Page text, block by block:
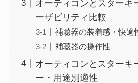
オーティコンとスターキ
ーザビリティ比較
補聴器の装着感・快適
補聴器の操作性
オーティコンとスターキ
ー・用途別適性